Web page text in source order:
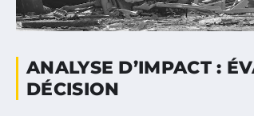
ANALYSE D’IMPACT :
DÉCISION